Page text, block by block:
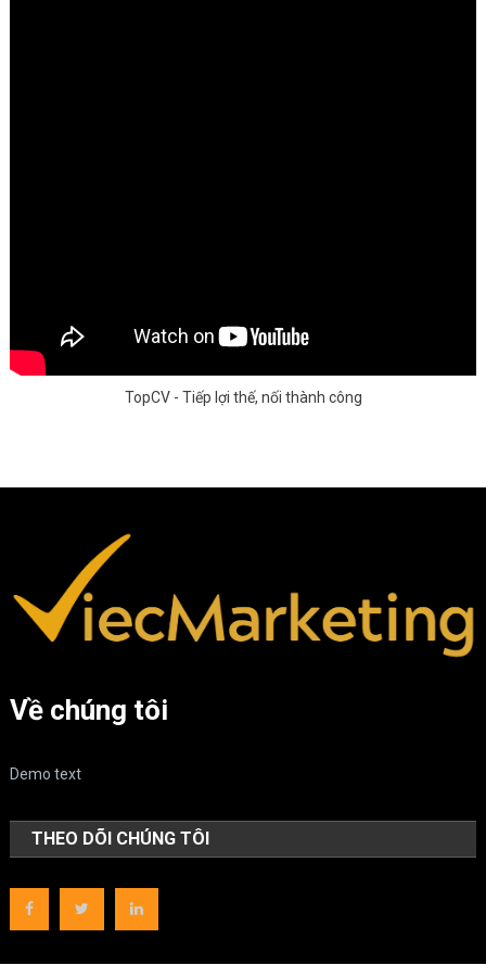
TopCV - Tiếp lợi thế, nối thành công
Về chúng tôi
Demo text
THEO DÕI CHÚNG TÔI